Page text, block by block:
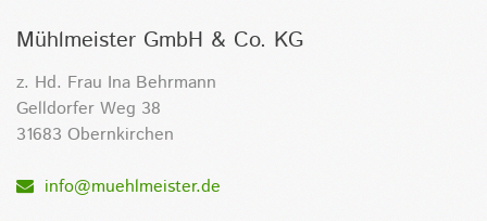
Mühlmeister GmbH & Co. KG
z. Hd. Frau Ina Behrmann
Gelldorfer Weg 38
31683 Obernkirchen
info@muehlmeister.de